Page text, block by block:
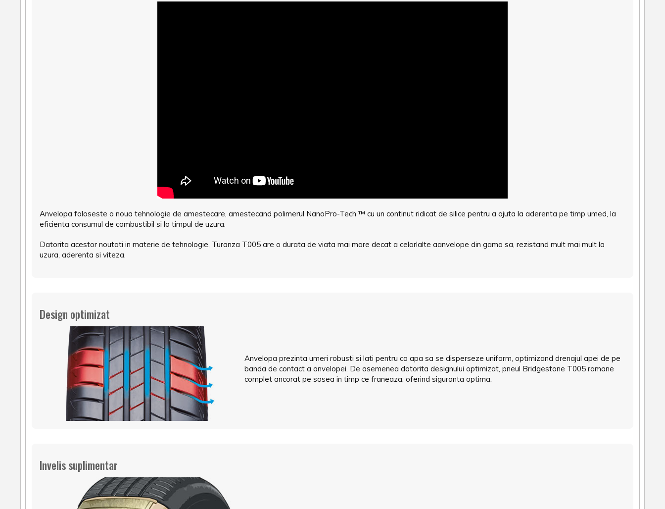
Anvelopa foloseste o noua tehnologie de amestecare, amestecand polimerul NanoPro-Tech ™ cu un continut ridicat de silice pentru a ajuta la aderenta pe timp umed, la
eficienta consumul de combustibil si la timpul de uzura.
Datorita acestor noutati in materie de tehnologie, Turanza T005 are o durata de viata mai mare decat a celorlalte aanvelope din gama sa, rezistand mult mai mult la
uzura, aderenta si viteza.
Design optimizat
Anvelopa prezinta umeri robusti si lati pentru ca apa sa se disperseze uniform, optimizand drenajul apei de pe
banda de contact a anvelopei. De asemenea datorita designului optimizat, pneul Bridgestone T005 ramane
complet ancorat pe sosea in timp ce franeaza, oferind siguranta optima.
Invelis suplimentar